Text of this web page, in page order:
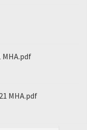
MHA.pdf
MHA.pdf